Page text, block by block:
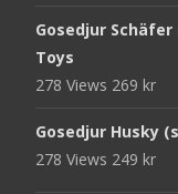
Gosedjur
Toys
278 Views 269 kr
Gosedjur Husky
278 Views 249 kr